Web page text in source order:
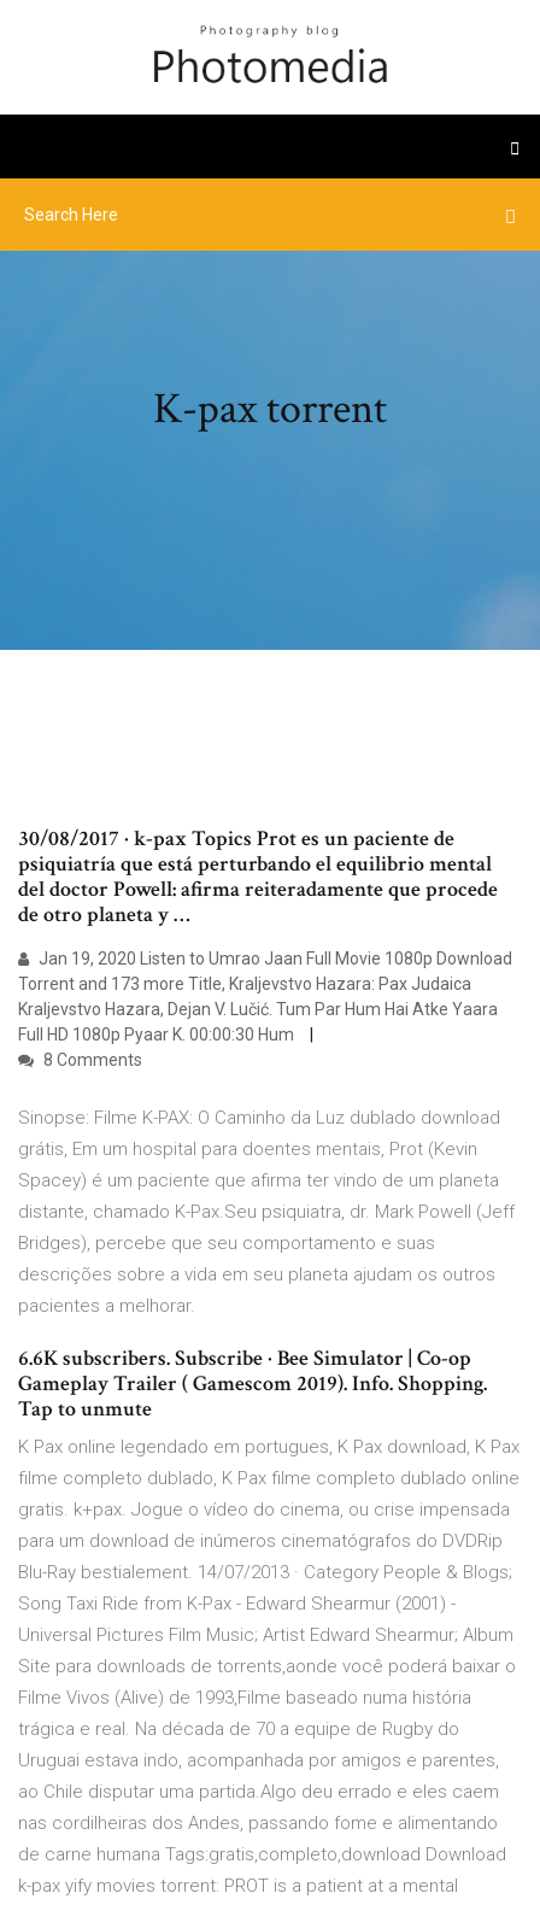
K-pax torrent
30/08/2017 · k-pax Topics Prot es un paciente de
psiquiatría que está perturbando el equilibrio mental
del doctor Powell: afirma reiteradamente que procede
de otro planeta y …
Jan 19, 2020 Listen to Umrao Jaan Full Movie 1080p Download
Torrent and 173 more Title, Kraljevstvo Hazara: Pax Judaica
Kraljevstvo Hazara, Dejan V. Lučić. Tum Par Hum Hai Atke Yaara
Full HD 1080p Pyaar K. 00:00:30 Hum
8 Comments
Sinopse: Filme K-PAX: O Caminho da Luz dublado download
grátis, Em um hospital para doentes mentais, Prot (Kevin
Spacey) é um paciente que afirma ter vindo de um planeta
distante, chamado K-Pax.Seu psiquiatra, dr. Mark Powell (Jeff
Bridges), percebe que seu comportamento e suas
descrições sobre a vida em seu planeta ajudam os outros
pacientes a melhorar.
6.6K subscribers. Subscribe · Bee Simulator | Co-op
Gameplay Trailer ( Gamescom 2019). Info. Shopping.
Tap to unmute
K Pax online legendado em portugues, K Pax download, K Pax
filme completo dublado, K Pax filme completo dublado online
gratis. k+pax. Jogue o vídeo do cinema, ou crise impensada
para um download de inúmeros cinematógrafos do DVDRip
Blu-Ray bestialement. 14/07/2013 · Category People & Blogs;
Song Taxi Ride from K-Pax - Edward Shearmur (2001) -
Universal Pictures Film Music; Artist Edward Shearmur; Album
Site para downloads de torrents,aonde você poderá baixar o
Filme Vivos (Alive) de 1993,Filme baseado numa história
trágica e real. Na década de 70 a equipe de Rugby do
Uruguai estava indo, acompanhada por amigos e parentes,
ao Chile disputar uma partida.Algo deu errado e eles caem
nas cordilheiras dos Andes, passando fome e alimentando
de carne humana Tags:gratis,completo,download Download
k-pax yify movies torrent: PROT is a patient at a mental